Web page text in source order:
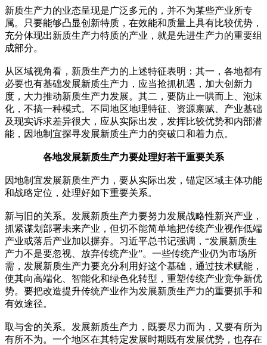
新质生产力的业态呈现是广泛多元的，并不为某些产业所专
属。只要能够凸显创新特质，在效能和质量上具有比较优势，
充分体现出新质生产力特质的产业，就是先进生产力的重要组
成部分。
从区域视角看，新质生产力的上述特征表明：其一，各地都有
必要也有基础发展新质生产力，应当抢抓机遇，加大创新力
度，大力推动新质生产力发展。其二，要防止一哄而上、泡沫
化，不搞一种模式。不同地区地理特征、资源禀赋、产业基础
及现实诉求差异很大，应从实际出发，发挥比较优势和内部潜
能，因地制宜探寻发展新质生产力的突破口和着力点。
各地发展新质生产力要处理好若干重要关系
因地制宜发展新质生产力，要从实际出发，锚定区域主体功能
和战略定位，处理好如下重要关系。
新与旧的关系。发展新质生产力要努力发展战略性新兴产业，
抓紧谋划部署未来产业，但切不能简单地把传统产业视作低端
产业或落后产业加以摒弃。习近平总书记强调，“发展新质生
产力不是要忽视、放弃传统产业”。一些传统产业仍为市场所
需，发展新质生产力要充分利用好这个基础，通过技术赋能，
使其向高端化、智能化和绿色化转型，重塑传统产业竞争新优
势。要把改造提升传统产业作为发展新质生产力的重要抓手和
有效途径。
取与舍的关系。发展新质生产力，既要尽力而为，又要有所为
有所不为。一个地区在其特定发展时期既有发展优势，也存在